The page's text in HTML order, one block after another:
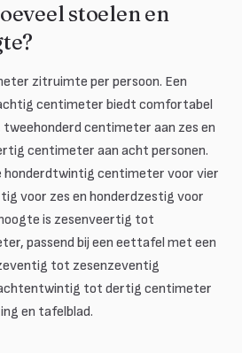
stoelen en
zitruimte per persoon. Een
centimeter biedt comfortabel
centimeter aan zes en
centimeter aan acht personen.
honderdtwintig centimeter voor vier
voor zes en honderdzestig voor
is zesenveertig tot
passend bij een eettafel met een
tot zesenzeventig
tot dertig centimeter
en tafelblad.